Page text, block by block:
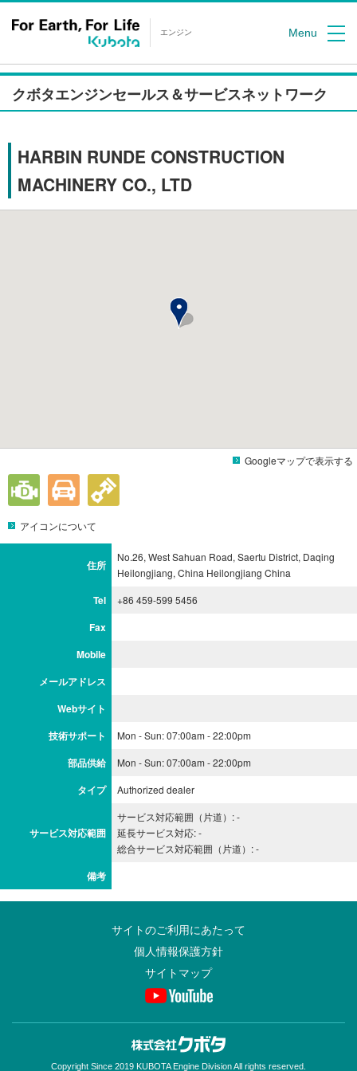
エンジン Menu
クボタエンジンセールス＆サービスネットワーク
HARBIN RUNDE CONSTRUCTION
MACHINERY CO., LTD
Googleマップで表示する
アイコンについて
住所
No.26, West Sahuan Road, Saertu District, Daqing
Heilongjiang, China Heilongjiang China
Tel +86 459-599 5456
Fax
Mobile
メールアドレス
Webサイト
技術サポート
Mon - Sun: 07:00am - 22:00pm
部品供給 Mon - Sun: 07:00am - 22:00pm
タイプ Authorized dealer
サービス対応範囲
サービス対応範囲（片道）: -
延長サービス対応: -
総合サービス対応範囲（片道）: -
備考
サイトのご利用にあたって
個人情報保護方針
サイトマップ
Copyright Since 2019 KUBOTA Engine Division All rights reserved.